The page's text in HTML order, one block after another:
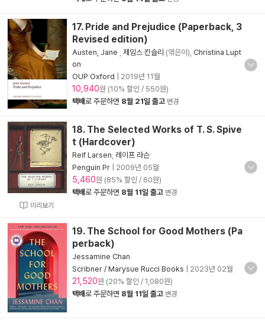
17. Pride and Prejudice (Paperback, 3
Revised edition)
Austen, Jane 제임스 킨슬리 (엮은이), Christina Lupt
on
OUP Oxford
2019년 11월
10,940원 (10% 할인 / 550원)
택배로 주문하면 8월 21일 출고 변경
미리보기
18. The Selected Works of T. S. Spive
t (Hardcover)
Reif Larsen 레이프 라슨
Penguin Pr
2009년 05월
5,460원 (85% 할인 / 60원)
택배로 주문하면 8월 11일 출고 변경
19. The School for Good Mothers (Pa
perback)
Jessamine Chan
Scribner / Marysue Rucci Books
2023년 02월
21,520원 (20% 할인 / 1,080원)
택배로 주문하면 8월 11일 출고 변경